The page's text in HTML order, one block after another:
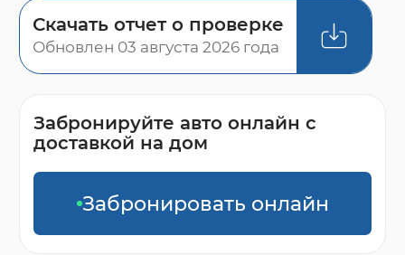
Скачать отчет о проверке
Обновлен 03 августа 2026 года
Забронируйте авто онлайн с
доставкой на дом
Забронировать онлайн